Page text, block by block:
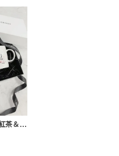
オリジナル高級紅茶＆マグカップ ギフト【AT-GF-02】ギフトセット/プレゼント/内祝い/結婚式/ハーブティー/高品質/マグカップ/食器/記念日/お返し/手土産/美容/おしゃれ